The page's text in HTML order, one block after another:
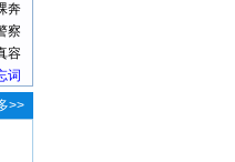
奔
察
容
词
>>